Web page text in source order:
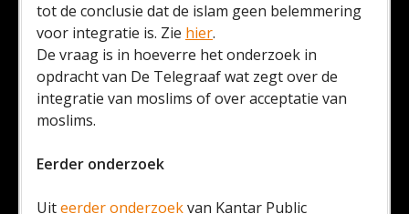
tot de conclusie dat de islam geen belemmering
voor integratie is. Zie hier.
De vraag is in hoeverre het onderzoek in
opdracht van De Telegraaf wat zegt over de
integratie van moslims of over acceptatie van
moslims.
Eerder onderzoek
Uiteerder onderzoekvan Kantar Public